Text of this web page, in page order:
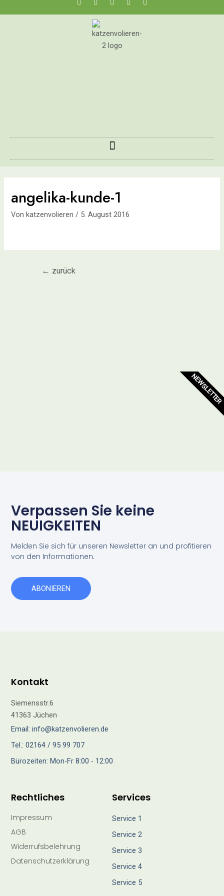
angelika-kunde-1
Vonkatzenvolieren / 5. August 2016
← zurück
Verpassen Sie keine
NEUIGKEITEN
Melden Sie sich für unseren Newsletter an und profitieren
von den Informationen.
ABONIEREN
NEWSLETTER
Services
Service 1
Service 2
Service 3
Service 4
Service 5
Rechtliches
Impressum
AGB
Widerrufsbelehrung
Datenschutzerklärung
Kontakt
Siemensstr.6
41363 Jüchen
Email: info@katzenvolieren.de
Tel.: 02164 / 95 99 707
Bürozeiten: Mon-Fr 8:00 - 12:00